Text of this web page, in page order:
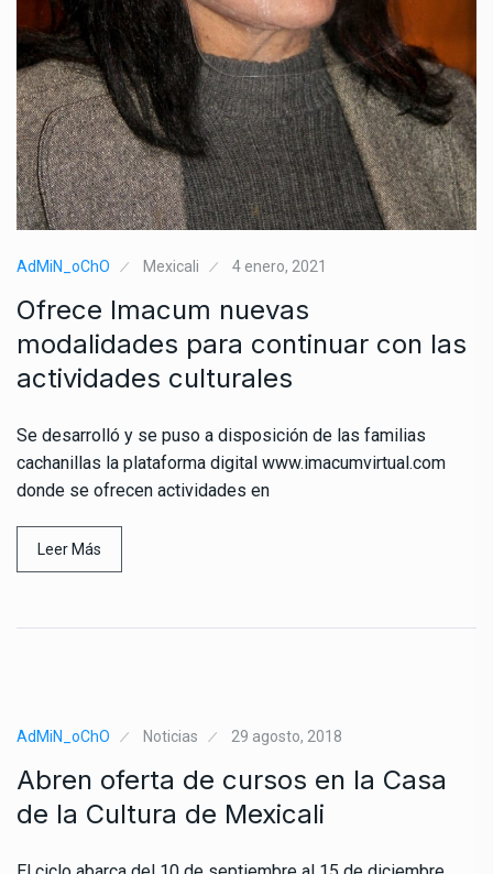
AdMiN_oChO Mexicali 4 enero, 2021
Ofrece Imacum nuevas
modalidades para continuar con las
actividades culturales
Se desarrolló y se puso a disposición de las familias
cachanillas la plataforma digital www.imacumvirtual.com
donde se ofrecen actividades en
Leer Más
AdMiN_oChO Noticias 29 agosto, 2018
Abren oferta de cursos en la Casa
de la Cultura de Mexicali